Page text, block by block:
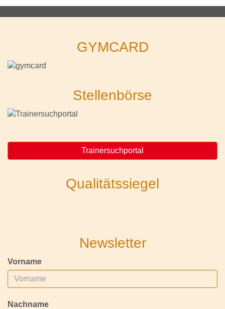
GYMCARD
Stellenbörse
Trainersuchportal
Qualitätssiegel
Newsletter
Vorname
Nachname